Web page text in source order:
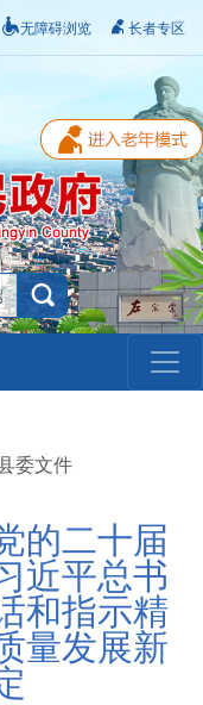
无障碍浏览 长者专区
委文件
的二十届
近平总书
和指示精
量发展新